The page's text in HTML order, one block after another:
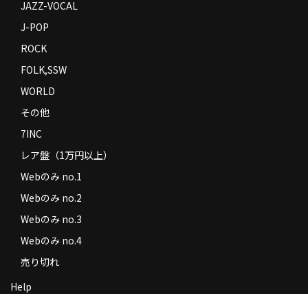
JAZZ-VOCAL
J-POP
ROCK
FOLK,SSW
WORLD
その他
7INC
レア盤（1万円以上）
Webのみ no.1
Webのみ no.2
Webのみ no.3
Webのみ no.4
売り切れ
Help